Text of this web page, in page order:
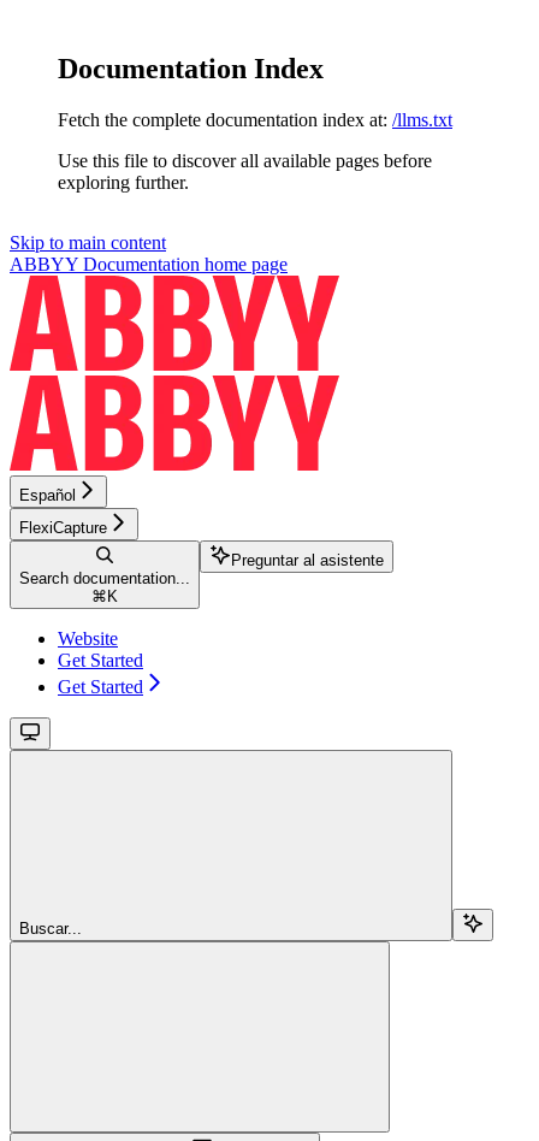
Documentation Index
Fetch the complete documentation index at: /llms.txt
Use this file to discover all available pages before
exploring further.
Skip to main content
ABBYY Documentation home page
Español
FlexiCapture
Search documentation...
⌘ K
Preguntar al asistente
Website
Get Started
Get Started
Buscar...